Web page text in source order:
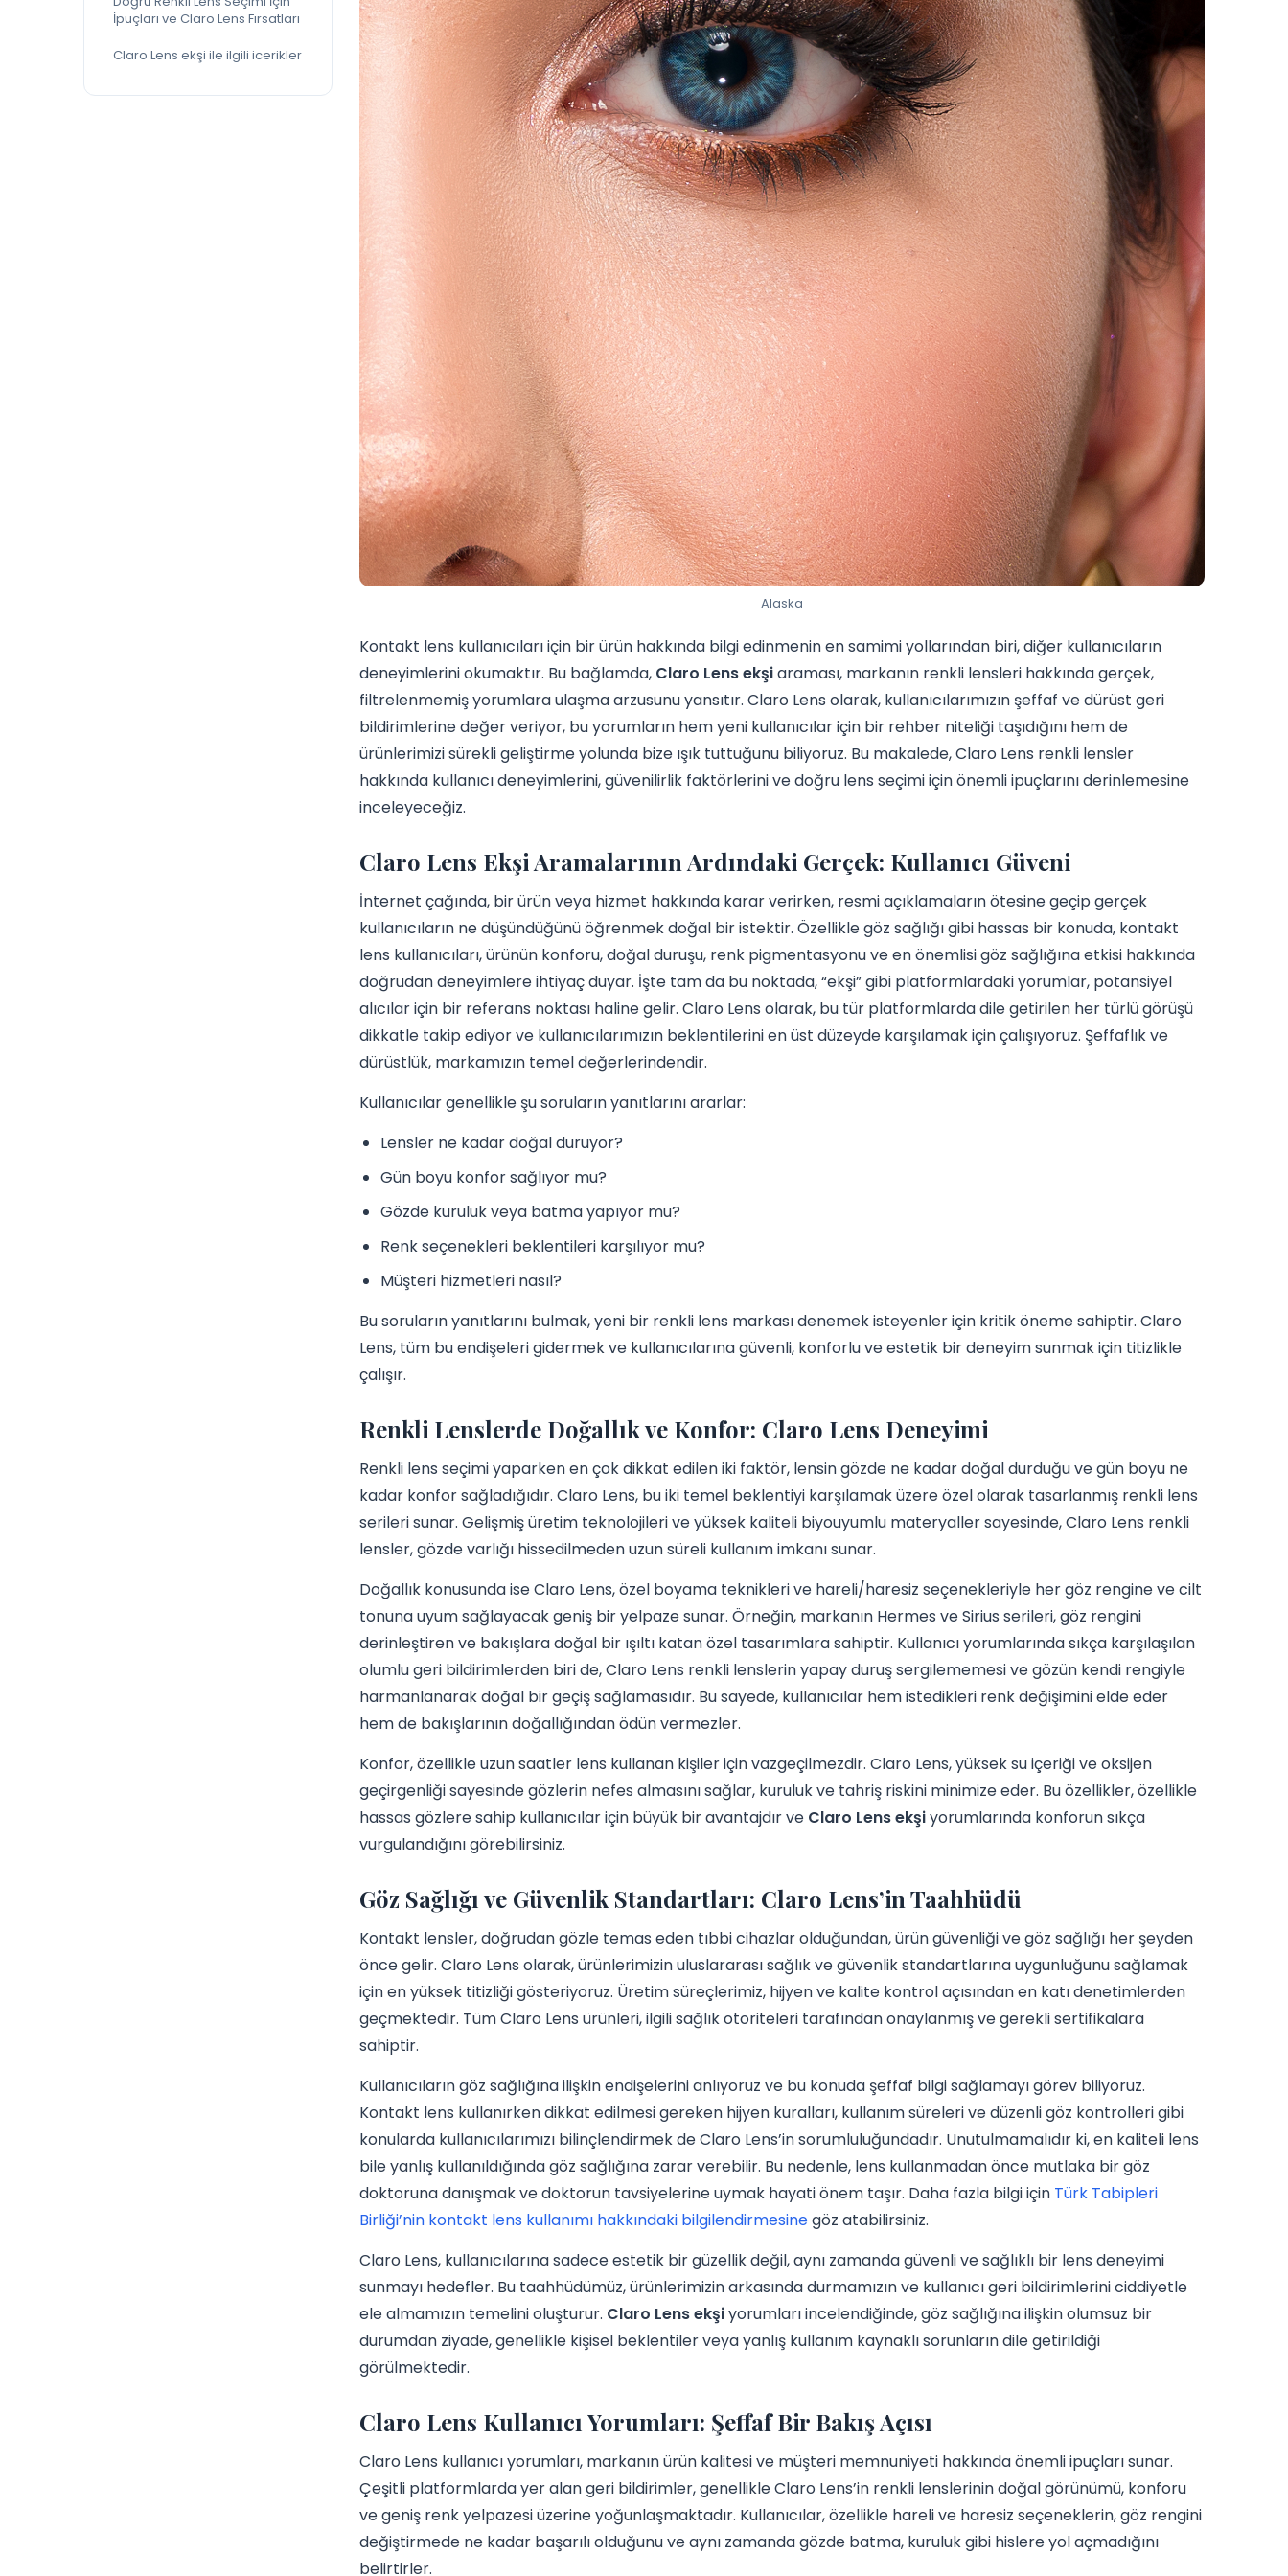
İpuçları ve Claro Lens Fırsatları
Claro Lens ekşi ile ilgili icerikler
Alaska
Kontakt lens kullanıcıları için bir ürün hakkında bilgi edinmenin en samimi yollarından biri, diğer kullanıcıların
deneyimlerini okumaktır. Bu bağlamda, Claro Lens ekşiaraması, markanın renkli lensleri hakkında gerçek,
filtrelenmemiş yorumlara ulaşma arzusunu yansıtır. Claro Lens olarak, kullanıcılarımızın şeffaf ve dürüst geri
bildirimlerine değer veriyor, bu yorumların hem yeni kullanıcılar için bir rehber niteliği taşıdığını hem de
ürünlerimizi sürekli geliştirme yolunda bize ışık tuttuğunu biliyoruz. Bu makalede, Claro Lens renkli lensler
hakkında kullanıcı deneyimlerini, güvenilirlik faktörlerini ve doğru lens seçimi için önemli ipuçlarını derinlemesine
inceleyeceğiz.
Claro Lens Ekşi Aramalarının Ardındaki Gerçek: Kullanıcı Güveni
İnternet çağında, bir ürün veya hizmet hakkında karar verirken, resmi açıklamaların ötesine geçip gerçek
kullanıcıların ne düşündüğünü öğrenmek doğal bir istektir. Özellikle göz sağlığı gibi hassas bir konuda, kontakt
lens kullanıcıları, ürünün konforu, doğal duruşu, renk pigmentasyonu ve en önemlisi göz sağlığına etkisi hakkında
doğrudan deneyimlere ihtiyaç duyar. İşte tam da bu noktada, “ekşi” gibi platformlardaki yorumlar, potansiyel
alıcılar için bir referans noktası haline gelir. Claro Lens olarak, bu tür platformlarda dile getirilen her türlü görüşü
dikkatle takip ediyor ve kullanıcılarımızın beklentilerini en üst düzeyde karşılamak için çalışıyoruz. Şeffaflık ve
dürüstlük, markamızın temel değerlerindendir.
Kullanıcılar genellikle şu soruların yanıtlarını ararlar:
Lensler ne kadar doğal duruyor?
Gün boyu konfor sağlıyor mu?
Gözde kuruluk veya batma yapıyor mu?
Renk seçenekleri beklentileri karşılıyor mu?
Müşteri hizmetleri nasıl?
Bu soruların yanıtlarını bulmak, yeni bir renkli lens markası denemek isteyenler için kritik öneme sahiptir. Claro
Lens, tüm bu endişeleri gidermek ve kullanıcılarına güvenli, konforlu ve estetik bir deneyim sunmak için titizlikle
çalışır.
Renkli Lenslerde Doğallık ve Konfor: Claro Lens Deneyimi
Renkli lens seçimi yaparken en çok dikkat edilen iki faktör, lensin gözde ne kadar doğal durduğu ve gün boyu ne
kadar konfor sağladığıdır. Claro Lens, bu iki temel beklentiyi karşılamak üzere özel olarak tasarlanmış renkli lens
serileri sunar. Gelişmiş üretim teknolojileri ve yüksek kaliteli biyouyumlu materyaller sayesinde, Claro Lens renkli
lensler, gözde varlığı hissedilmeden uzun süreli kullanım imkanı sunar.
Doğallık konusunda ise Claro Lens, özel boyama teknikleri ve hareli/haresiz seçenekleriyle her göz rengine ve cilt
tonuna uyum sağlayacak geniş bir yelpaze sunar. Örneğin, markanın Hermes ve Sirius serileri, göz rengini
derinleştiren ve bakışlara doğal bir ışıltı katan özel tasarımlara sahiptir. Kullanıcı yorumlarında sıkça karşılaşılan
olumlu geri bildirimlerden biri de, Claro Lens renkli lenslerin yapay duruş sergilememesi ve gözün kendi rengiyle
harmanlanarak doğal bir geçiş sağlamasıdır. Bu sayede, kullanıcılar hem istedikleri renk değişimini elde eder
hem de bakışlarının doğallığından ödün vermezler.
Konfor, özellikle uzun saatler lens kullanan kişiler için vazgeçilmezdir. Claro Lens, yüksek su içeriği ve oksijen
geçirgenliği sayesinde gözlerin nefes almasını sağlar, kuruluk ve tahriş riskini minimize eder. Bu özellikler, özellikle
hassas gözlere sahip kullanıcılar için büyük bir avantajdır ve Claro Lens ekşiyorumlarında konforun sıkça
vurgulandığını görebilirsiniz.
Göz Sağlığı ve Güvenlik Standartları: Claro Lens’in Taahhüdü
Kontakt lensler, doğrudan gözle temas eden tıbbi cihazlar olduğundan, ürün güvenliği ve göz sağlığı her şeyden
önce gelir. Claro Lens olarak, ürünlerimizin uluslararası sağlık ve güvenlik standartlarına uygunluğunu sağlamak
için en yüksek titizliği gösteriyoruz. Üretim süreçlerimiz, hijyen ve kalite kontrol açısından en katı denetimlerden
geçmektedir. Tüm Claro Lens ürünleri, ilgili sağlık otoriteleri tarafından onaylanmış ve gerekli sertifikalara
sahiptir.
Kullanıcıların göz sağlığına ilişkin endişelerini anlıyoruz ve bu konuda şeffaf bilgi sağlamayı görev biliyoruz.
Kontakt lens kullanırken dikkat edilmesi gereken hijyen kuralları, kullanım süreleri ve düzenli göz kontrolleri gibi
konularda kullanıcılarımızı bilinçlendirmek de Claro Lens’in sorumluluğundadır. Unutulmamalıdır ki, en kaliteli lens
bile yanlış kullanıldığında göz sağlığına zarar verebilir. Bu nedenle, lens kullanmadan önce mutlaka bir göz
doktoruna danışmak ve doktorun tavsiyelerine uymak hayati önem taşır. Daha fazla bilgi için Türk Tabipleri
Birliği’nin kontakt lens kullanımı hakkındaki bilgilendirmesinegöz atabilirsiniz.
Claro Lens, kullanıcılarına sadece estetik bir güzellik değil, aynı zamanda güvenli ve sağlıklı bir lens deneyimi
sunmayı hedefler. Bu taahhüdümüz, ürünlerimizin arkasında durmamızın ve kullanıcı geri bildirimlerini ciddiyetle
ele almamızın temelini oluşturur. Claro Lens ekşiyorumları incelendiğinde, göz sağlığına ilişkin olumsuz bir
durumdan ziyade, genellikle kişisel beklentiler veya yanlış kullanım kaynaklı sorunların dile getirildiği
görülmektedir.
Claro Lens Kullanıcı Yorumları: Şeffaf Bir Bakış Açısı
Claro Lens kullanıcı yorumları, markanın ürün kalitesi ve müşteri memnuniyeti hakkında önemli ipuçları sunar.
Çeşitli platformlarda yer alan geri bildirimler, genellikle Claro Lens’in renkli lenslerinin doğal görünümü, konforu
ve geniş renk yelpazesi üzerine yoğunlaşmaktadır. Kullanıcılar, özellikle hareli ve haresiz seçeneklerin, göz rengini
değiştirmede ne kadar başarılı olduğunu ve aynı zamanda gözde batma, kuruluk gibi hislere yol açmadığını
belirtirler.